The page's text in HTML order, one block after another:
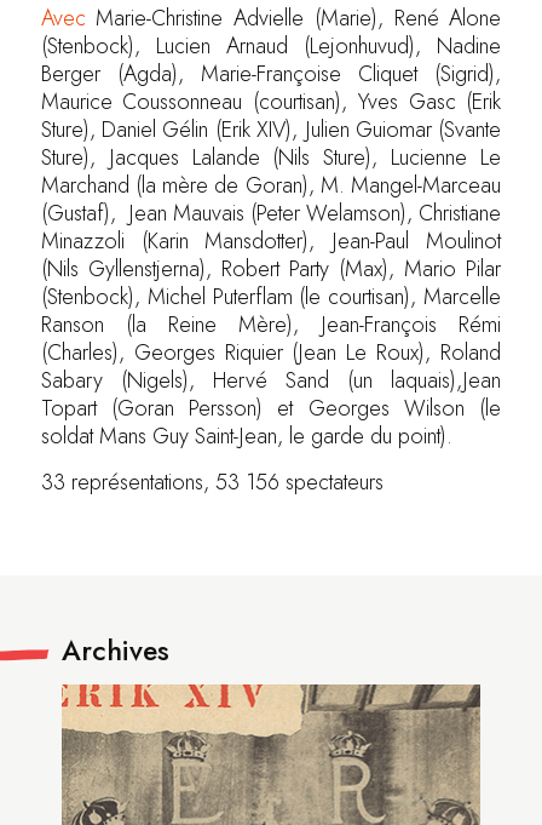
Avec Marie-Christine Advielle (Marie), René Alone
(Stenbock), Lucien Arnaud (Lejonhuvud), Nadine
Berger (Agda), Marie-Françoise Cliquet (Sigrid),
Maurice Coussonneau (courtisan), Yves Gasc (Erik
Sture), Daniel Gélin (Erik XIV), Julien Guiomar (Svante
Sture), Jacques Lalande (Nils Sture), Lucienne Le
Marchand (la mère de Goran), M. Mangel-Marceau
(Gustaf), Jean Mauvais (Peter Welamson), Christiane
Minazzoli (Karin Mansdotter), Jean-Paul Moulinot
(Nils Gyllenstjerna), Robert Party (Max), Mario Pilar
(Stenbock), Michel Puterflam (le courtisan), Marcelle
Ranson (la Reine Mère), Jean-François Rémi
(Charles), Georges Riquier (Jean Le Roux), Roland
Sabary (Nigels), Hervé Sand (un laquais),Jean
Topart (Goran Persson) et Georges Wilson (le
soldat Mans Guy Saint-Jean, le garde du point).
33 représentations, 53 156 spectateurs
Archives